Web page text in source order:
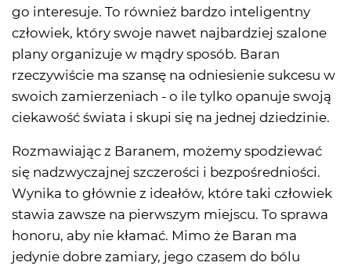
go interesuje. To również bardzo inteligentny
człowiek, który swoje nawet najbardziej szalone
plany organizuje w mądry sposób. Baran
rzeczywiście ma szansę na odniesienie sukcesu w
swoich zamierzeniach - o ile tylko opanuje swoją
ciekawość świata i skupi się na jednej dziedzinie.
Rozmawiając z Baranem, możemy spodziewać
się nadzwyczajnej szczerości i bezpośredniości.
Wynika to głównie z ideałów, które taki człowiek
stawia zawsze na pierwszym miejscu. To sprawa
honoru, aby nie kłamać. Mimo że Baran ma
jedynie dobre zamiary, jego czasem do bólu